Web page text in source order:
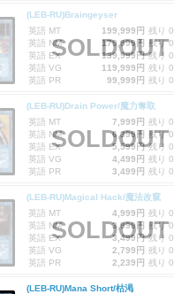
(LEB-RU)Braingeyser
英語 MT
199,999円 残り 0
英語 NM
179,999円 残り 0
英語 EX
139,999円 残り 0
英語 VG
119,999円 残り 0
英語 PR
99,999円 残り 0
SOLDOUT
(LEB-RU)Drain Power/魔力奪取
英語 MT
7,999円 残り 0
英語 NM
6,399円 残り 0
英語 EX
5,599円 残り 0
英語 VG
4,499円 残り 0
英語 PR
3,499円 残り 0
SOLDOUT
(LEB-RU)Magical Hack/魔法改竄
英語 MT
4,999円 残り 0
英語 NM
3,999円 残り 0
英語 EX
3,499円 残り 0
英語 VG
2,799円 残り 0
英語 PR
2,239円 残り 0
SOLDOUT
(LEB-RU)Mana Short/枯渇